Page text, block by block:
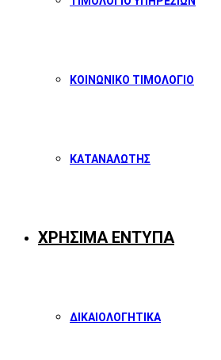
ΚΟΙΝΩΝΙΚΟ ΤΙΜΟΛΟΓΙΟ
ΚΑΤΑΝΑΛΩΤΗΣ
ΧΡΗΣΙΜΑ ΕΝΤΥΠΑ
ΔΙΚΑΙΟΛΟΓΗΤΙΚΑ